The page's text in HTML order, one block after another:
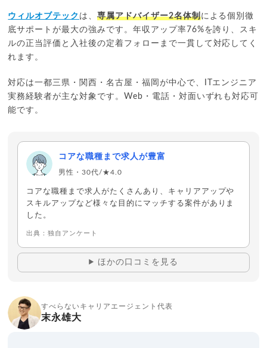
ウィルオブテック は、専属アドバイザー2名体制による個別徹
底サポートが最大の強みです。年収アップ率76%を誇り、スキ
ルの正当評価と入社後の定着フォローまで一貫して対応してく
れます。
対応は一都三県・関西・名古屋・福岡が中心で、ITエンジニア
実務経験者が主な対象です。Web・電話・対面いずれも対応可
能です。
コアな職種まで求人が豊富
男性・30代/★4.0
コアな職種まで求人がたくさんあり、キャリアアップや
スキルアップなど様々な目的にマッチする案件がありま
した。
出典：独自アンケート
ほかの口コミを見る
すべらないキャリアエージェント代表
末永雄大